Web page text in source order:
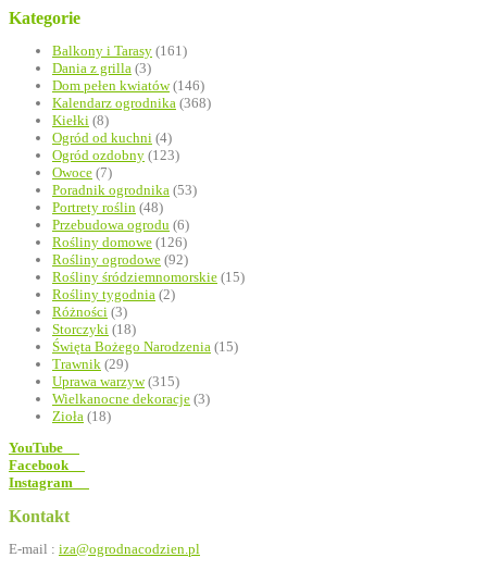
Kategorie
Balkony i Tarasy (161)
Dania z grilla (3)
Dom pełen kwiatów(146)
Kalendarz ogrodnika (368)
Kiełki (8)
Ogród od kuchni (4)
Ogród ozdobny (123)
Owoce (7)
Poradnik ogrodnika (53)
Portrety roślin (48)
Przebudowa ogrodu (6)
Rośliny domowe (126)
Rośliny ogrodowe (92)
Rośliny śródziemnomorskie (15)
Rośliny tygodnia (2)
Różności (3)
Storczyki (18)
Święta Bożego Narodzenia (15)
Trawnik (29)
Uprawa warzyw(315)
Wielkanocne dekoracje (3)
Zioła (18)
YouTube
Facebook
Instagram
Kontakt
E-mail : iza@ogrodnacodzien.pl